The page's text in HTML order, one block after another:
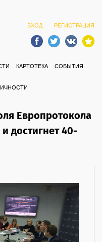
ВХОД РЕГИСТРАЦИЯ
КАРТОТЕКА СОБЫТИЯ
Европротокола
достигнет 40-